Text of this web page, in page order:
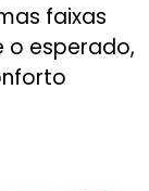
faixas
o esperado,